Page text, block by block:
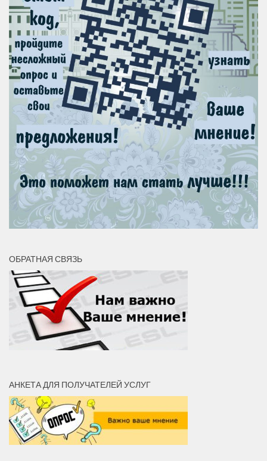
ОБРАТНАЯ СВЯЗЬ
АНКЕТА ДЛЯ ПОЛУЧАТЕЛЕЙ УСЛУГ